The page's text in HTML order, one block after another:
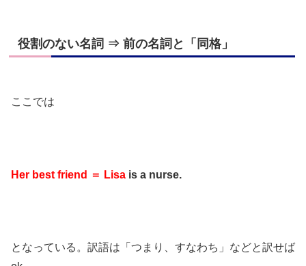
役割のない名詞 ⇒ 前の名詞と「同格」
ここでは
Her best friend ＝ Lisa is a nurse.
となっている。訳語は「つまり、すなわち」などと訳せば